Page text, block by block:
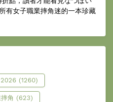
有女子職業摔角迷的一本珍藏
2026 (1260)
角 (623)